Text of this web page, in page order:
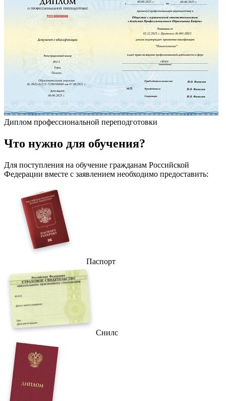
Диплом профессиональной переподготовки
Что нужно для обучения?
Для поступления на обучение гражданам Российской
Федерации вместе с заявлением необходимо предоставить:
Паспорт
Снилс